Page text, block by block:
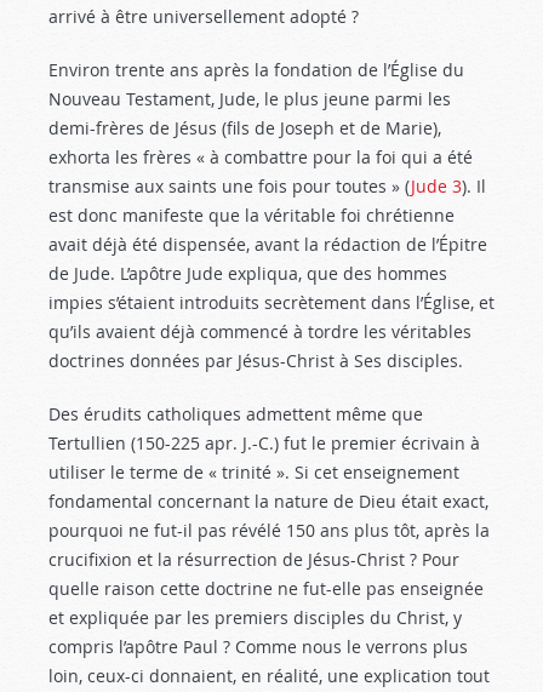
arrivé à être universellement adopté ?
Environ trente ans après la fondation de l’Église du
Nouveau Testament, Jude, le plus jeune parmi les
demi-frères de Jésus (fils de Joseph et de Marie),
exhorta les frères « à combattre pour la foi qui a été
transmise aux saints une fois pour toutes » (Jude 3). Il
est donc manifeste que la véritable foi chrétienne
avait déjà été dispensée, avant la rédaction de l’Épitre
de Jude. L’apôtre Jude expliqua, que des hommes
impies s’étaient introduits secrètement dans l’Église, et
qu’ils avaient déjà commencé à tordre les véritables
doctrines données par Jésus-Christ à Ses disciples.
Des érudits catholiques admettent même que
Tertullien (150-225 apr. J.-C.) fut le premier écrivain à
utiliser le terme de « trinité ». Si cet enseignement
fondamental concernant la nature de Dieu était exact,
pourquoi ne fut-il pas révélé 150 ans plus tôt, après la
crucifixion et la résurrection de Jésus-Christ ? Pour
quelle raison cette doctrine ne fut-elle pas enseignée
et expliquée par les premiers disciples du Christ, y
compris l’apôtre Paul ? Comme nous le verrons plus
loin, ceux-ci donnaient, en réalité, une explication tout